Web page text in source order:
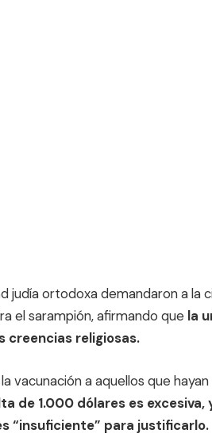
judía ortodoxa demandaron a la
el sarampión, afirmando que la
creencias religiosas.
vacunación a aquellos que
de 1.000 dólares es excesiva,
“insuficiente” para justificarlo.